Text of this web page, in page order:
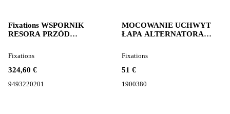
Fixations WSPORNIK
RESORA PRZÓD
routier Mercedes-Benz
ACTROS AXOR
324,60 €
Fixations
9493220201
MOCOWANIE UCHWYT
ŁAPA ALTERNATORA
tracteur routier Scania R P
51 €
Fixations
1900380